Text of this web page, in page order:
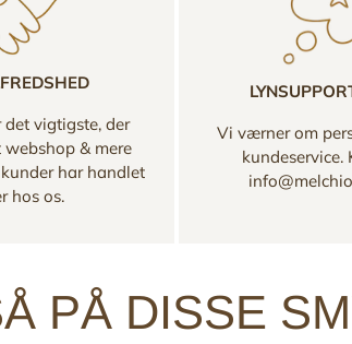
det vigtigste, der
& mere
har handlet
hos os.
Vi værner om
kundeservice.
PÅ DISSE